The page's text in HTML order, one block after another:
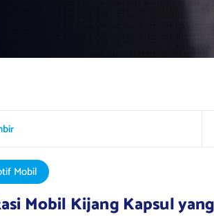
Mobil
Mobil Kijang Kapsul